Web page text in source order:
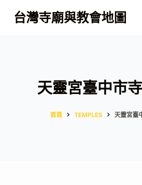
跳
至
台灣寺廟與教會地圖
天靈宮臺中市
首頁 TEMPLES 天靈宮臺